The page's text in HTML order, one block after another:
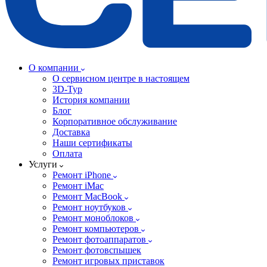
О компании
О сервисном центре в настоящем
3D-Тур
История компании
Блог
Корпоративное обслуживание
Доставка
Наши сертификаты
Оплата
Услуги
Ремонт iPhone
Ремонт iMac
Ремонт MacBook
Ремонт ноутбуков
Ремонт моноблоков
Ремонт компьютеров
Ремонт фотоаппаратов
Ремонт фотовспышек
Ремонт игровых приставок